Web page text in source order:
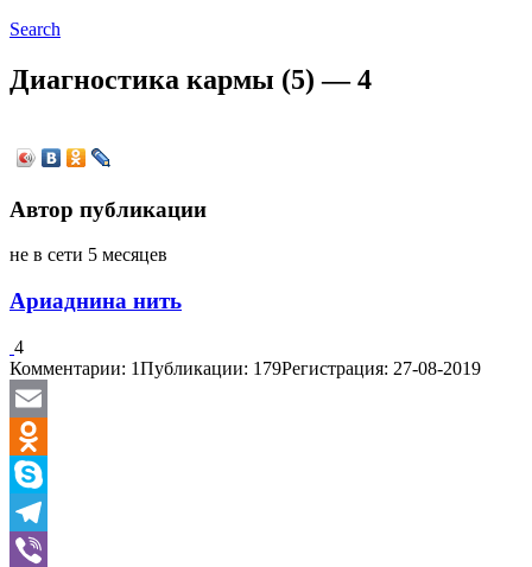
Search
Диагностика кармы (5) — 4
Автор публикации
не в сети 5 месяцев
Ариаднина нить
4
Комментарии: 1Публикации: 179Регистрация: 27-08-2019
Email
Odnoklassniki
Skype
Telegram